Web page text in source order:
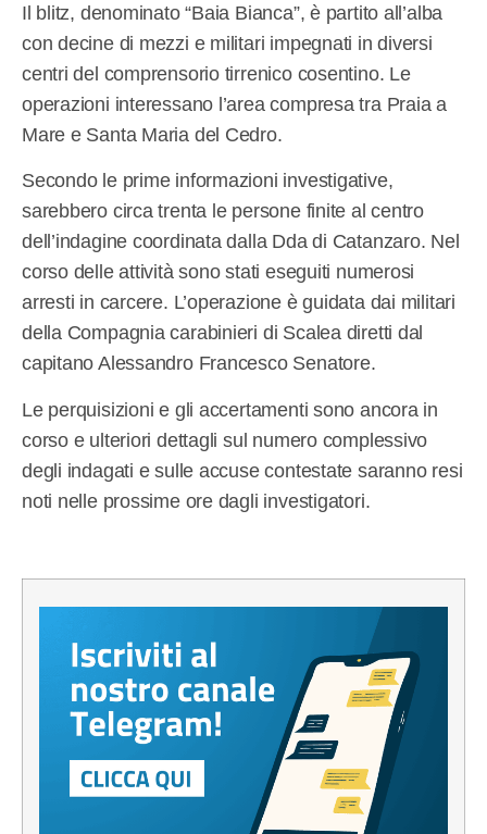
Il blitz, denominato “Baia Bianca”, è partito all’alba
con decine di mezzi e militari impegnati in diversi
centri del comprensorio tirrenico cosentino. Le
operazioni interessano l’area compresa tra Praia a
Mare e Santa Maria del Cedro.
Secondo le prime informazioni investigative,
sarebbero circa trenta le persone finite al centro
dell’indagine coordinata dalla Dda di Catanzaro. Nel
corso delle attività sono stati eseguiti numerosi
arresti in carcere. L’operazione è guidata dai militari
della Compagnia carabinieri di Scalea diretti dal
capitano Alessandro Francesco Senatore.
Le perquisizioni e gli accertamenti sono ancora in
corso e ulteriori dettagli sul numero complessivo
degli indagati e sulle accuse contestate saranno resi
noti nelle prossime ore dagli investigatori.